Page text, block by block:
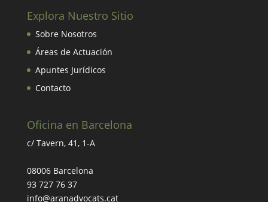
Explora Nuestro Sitio
Sobre Nosotros
Áreas de Actuación
Apuntes Jurídicos
Contacto
Oficina en Barcelona
c/ Tavern, 41, 1-A
08006 Barcelona
93 727 76 37
info@aranadvocats.cat